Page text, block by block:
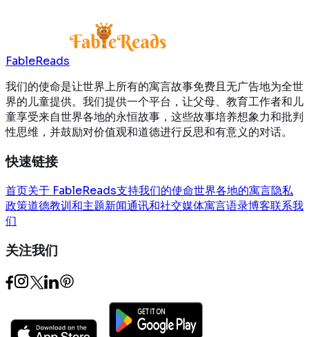
FableReads
我们的使命是让世界上所有的寓言故事免费且无广告地为全世
界的儿童提供。我们提供一个平台，让父母、教育工作者和儿
童享受来自世界各地的永恒故事，这些故事培养想象力和批判
性思维，并鼓励对价值观和道德进行反思和有意义的对话。
快速链接
首页关于 FableReads支持我们的使命世界各地的寓言隐私
政策道德教训和主题新闻通讯和社交媒体寓言语录博客联系我
们
关注我们